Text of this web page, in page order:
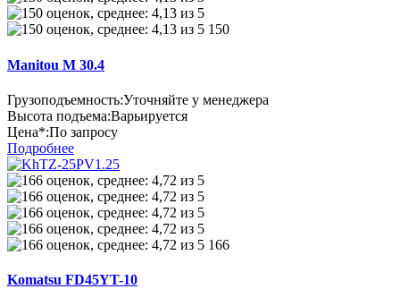
150
Manitou M 30.4
Грузоподъемность:Уточняйте у менеджера
Высота подъема:Варьируется
Цена*:По запросу
Подробнее
166
Komatsu FD45YT-10